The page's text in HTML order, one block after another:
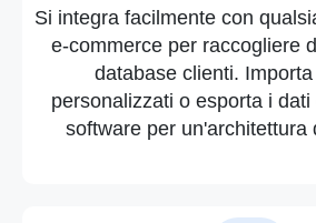
Si integra facilmente con
e-commerce per raccogliere
database clienti.
personalizzati o esporta i
software per un'architettura